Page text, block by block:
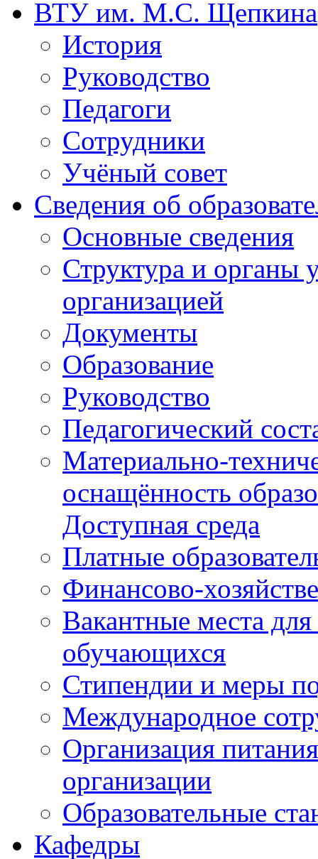
ВТУ им. М.С. Щепкина
История
Руководство
Педагоги
Сотрудники
Учёный совет
Сведения об
Основные сведения
Структура и органы
организацией
Документы
Образование
Руководство
Педагогический
Материально-
оснащённость
Доступная среда
Платные
Финансово-
Вакантные места
обучающихся
Стипендии и меры
Международное
Организация
организации
Образовательные
Кафедры